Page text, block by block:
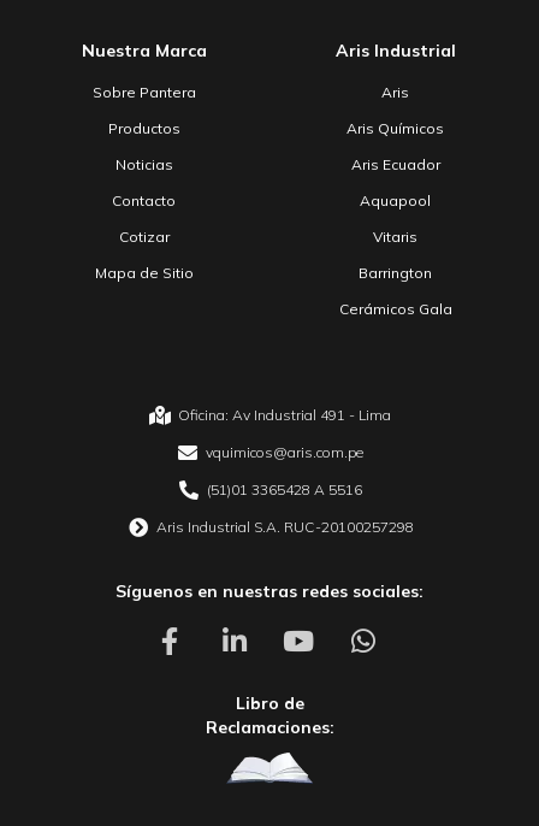
Oficina: Av Industrial 491 - Lima
vquimicos@aris.com.pe
(51)01 3365428 A 5516
Aris Industrial S.A. RUC-20100257298
Nuestra Marca
Sobre Pantera
Productos
Noticias
Contacto
Cotizar
Mapa de Sitio
Aris Industrial
Aris
Aris Químicos
Aris Ecuador
Aquapool
Vitaris
Barrington
Cerámicos Gala
Síguenos en nuestras redes sociales:
Libro de
Reclamaciones: